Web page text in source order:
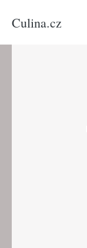
Culina.cz